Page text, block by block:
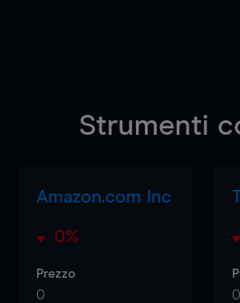
Strumenti
Amazon.com Inc
0%
Prezzo
0 0